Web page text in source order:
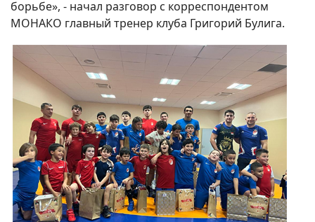
борьбе», - начал разговор с корреспондентом
МОНАКО главный тренер клуба Григорий Булига.